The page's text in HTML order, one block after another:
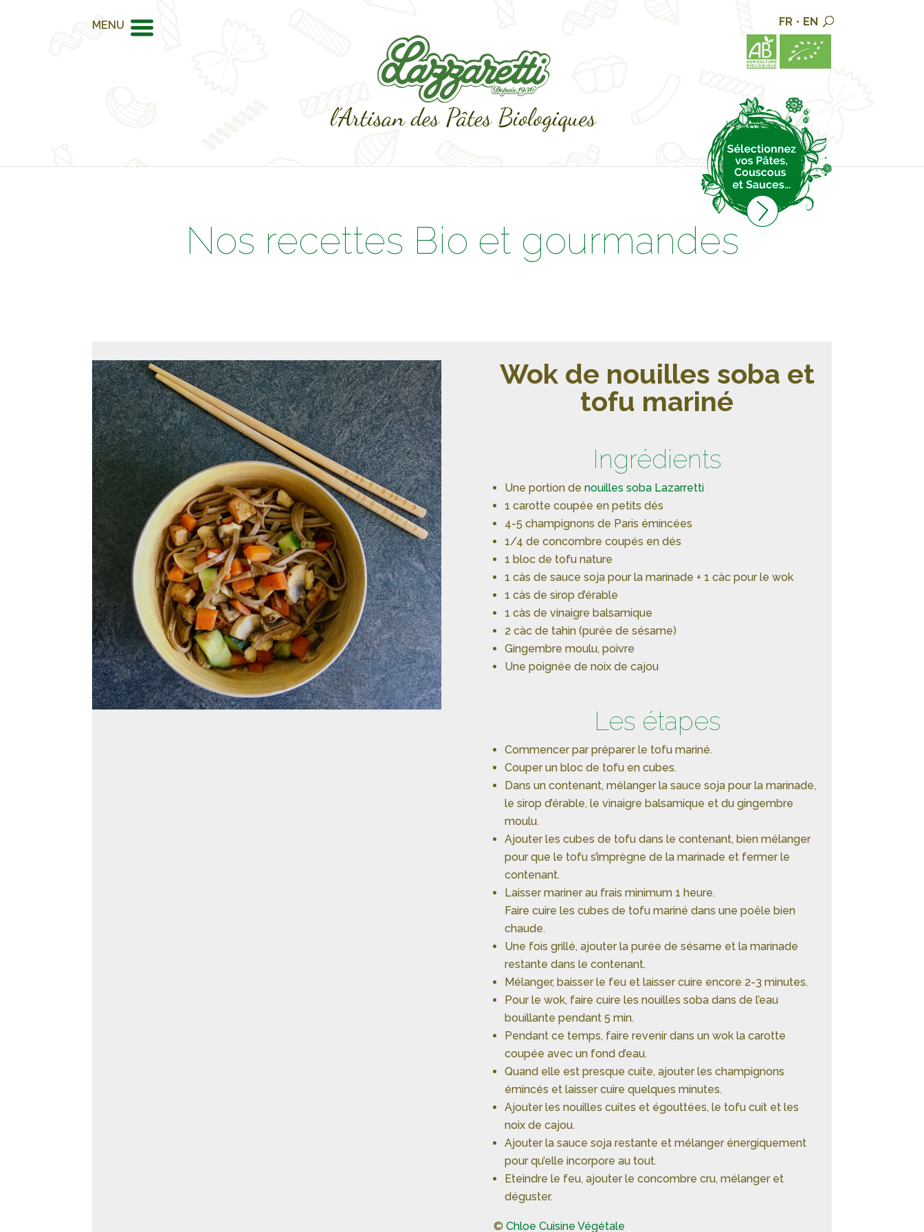
MENU FR • EN
Nos recettes Bio et gourmandes
Wok de nouilles soba et
tofu mariné
Ingrédients
Une portion de nouilles soba Lazarretti
1 carotte coupée en petits dés
4-5 champignons de Paris émincées
1/4 de concombre coupés en dés
1 bloc de tofu nature
1 càs de sauce soja pour la marinade + 1 càc pour le wok
1 càs de sirop d’érable
1 càs de vinaigre balsamique
2 càc de tahin (purée de sésame)
Gingembre moulu, poivre
Une poignée de noix de cajou
Les étapes
Commencer par préparer le tofu mariné.
Couper un bloc de tofu en cubes.
Dans un contenant, mélanger la sauce soja pour la marinade,
le sirop d’érable, le vinaigre balsamique et du gingembre
moulu.
Ajouter les cubes de tofu dans le contenant, bien mélanger
pour que le tofu s’imprègne de la marinade et fermer le
contenant.
Laisser mariner au frais minimum 1 heure.
Faire cuire les cubes de tofu mariné dans une poêle bien
chaude.
Une fois grillé, ajouter la purée de sésame et la marinade
restante dans le contenant.
Mélanger, baisser le feu et laisser cuire encore 2-3 minutes.
Pour le wok, faire cuire les nouilles soba dans de l’eau
bouillante pendant 5 min.
Pendant ce temps, faire revenir dans un wok la carotte
coupée avec un fond d’eau.
Quand elle est presque cuite, ajouter les champignons
émincés et laisser cuire quelques minutes.
Ajouter les nouilles cuites et égouttées, le tofu cuit et les
noix de cajou.
Ajouter la sauce soja restante et mélanger énergiquement
pour qu’elle incorpore au tout.
Eteindre le feu, ajouter le concombre cru, mélanger et
déguster.
© Chloe Cuisine Végétale